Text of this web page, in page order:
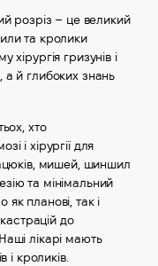
розріз – це великий
та кролики
хірургія гризунів і
а й глибоких знань
хто
і хірургії для
мишей, шиншил
та мінімальний
планові, так і
кастрацій до
лікарі мають
і кроликів.